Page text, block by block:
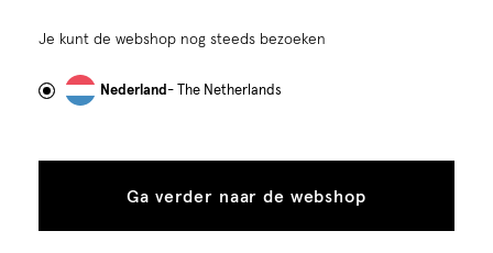
gebruiken wij cookies en daarmee vergelijkbare
om advertenties te personaliseren...
tonen
toestaan
Je kunt de webshop nog steeds bezoeken
Nederland- The Netherlands
Ga verder naar de webshop